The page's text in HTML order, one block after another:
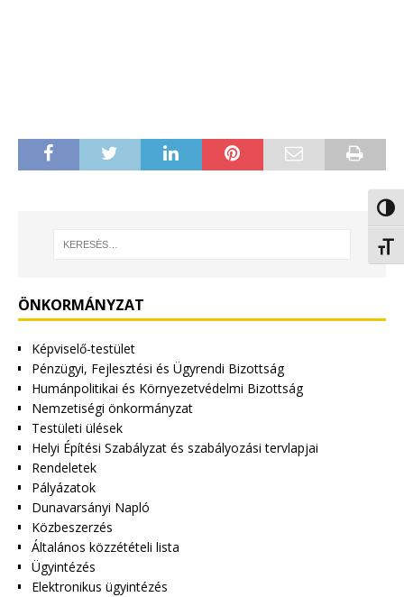
ÖNKORMÁNYZAT
Képviselő-testület
Pénzügyi, Fejlesztési és Ügyrendi Bizottság
Humánpolitikai és Környezetvédelmi Bizottság
Nemzetiségi önkormányzat
Testületi ülések
Helyi Építési Szabályzat és szabályozási tervlapjai
Rendeletek
Pályázatok
Dunavarsányi Napló
Közbeszerzés
Általános közzétételi lista
Ügyintézés
Elektronikus ügyintézés